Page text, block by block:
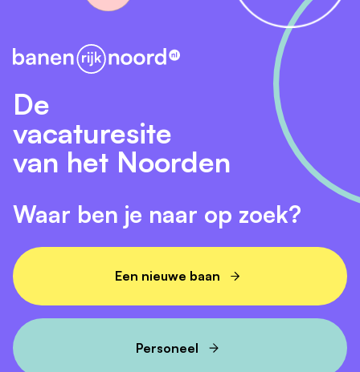
De
vacaturesite
van het Noorden
Waar ben je naar op zoek?
Een nieuwe baan
Personeel